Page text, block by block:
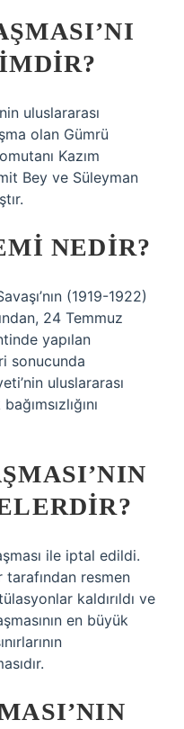
uluslararası
olan Gümrü
Kazım
Bey ve Süleyman
NEDIR?
(1919-1922)
24 Temmuz
yapılan
sonucunda
uluslararası
ile iptal edildi.
resmen
kaldırıldı ve
en büyük